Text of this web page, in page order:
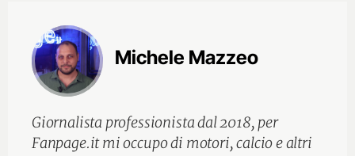
Michele Mazzeo
Giornalista professionista dal 2018, per
Fanpage.it mi occupo di motori, calcio e altri